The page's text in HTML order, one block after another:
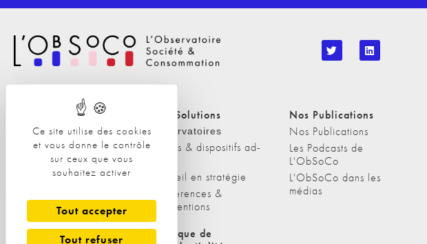
Ce site utilise des cookies
et vous donne le contrôle
sur ceux que vous
souhaitez activer
Tout accepter
Tout refuser
Nos Solutions
A propos
L'équipe
Nos clients
Nos Solutions
Observatoires
Etudes & dispositifs ad-
Conseil en stratégie
Conférences &
interventions
Nos Publications
Nos Publications
Les Podcasts de
L'ObSoCo
L'ObSoCo dans les
médias
Politique de cookies
Politique de